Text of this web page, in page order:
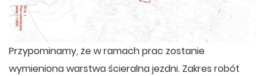
Przypominamy, że w ramach prac zostanie
wymieniona warstwa ścieralna jezdni. Zakres robót